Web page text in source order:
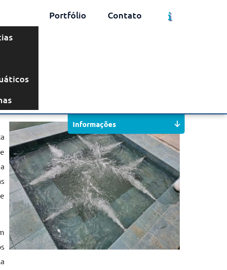
Portfólio Contato
Solicite um Orçamento
Informações